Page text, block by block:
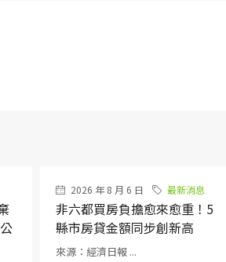
2026 年 8 月 6 日 最新消息
非六都買房負擔愈來愈重！5
縣市房貸金額同步創新高
來源：經濟日報 ...